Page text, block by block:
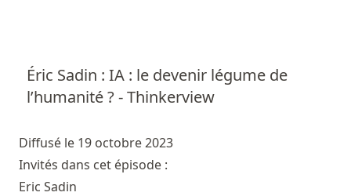
Éric Sadin : IA : le devenir légume de
l’humanité ? - Thinkerview
Diffusé le 19 octobre 2023
Invités dans cet épisode :
Eric Sadin
Personnes
Livres
Livres les plus recommandés